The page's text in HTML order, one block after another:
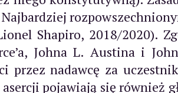
Shapiro, 2018/2020).
Johna L. Austina i
przez nadawcę za
pojawiają się również